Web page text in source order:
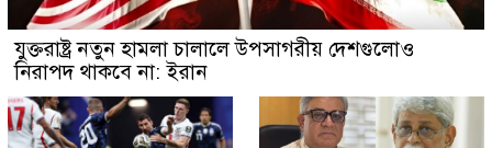
যুক্তরাষ্ট্র নতুন হামলা চালালে উপসাগরীয় দেশগুলোও
নিরাপদ থাকবে না: ইরান